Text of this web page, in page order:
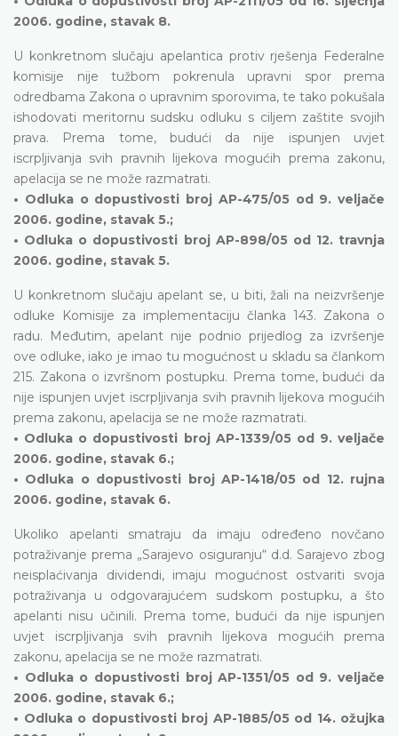
2006. godine, stavak 8.
U konkretnom slučaju apelantica protiv rješenja Federalne
komisije nije tužbom pokrenula upravni spor prema
odredbama Zakona o upravnim sporovima, te tako pokušala
ishodovati meritornu sudsku odluku s ciljem zaštite svojih
prava. Prema tome, budući da nije ispunjen uvjet
iscrpljivanja svih pravnih lijekova mogućih prema zakonu,
apelacija se ne može razmatrati.
• Odluka o dopustivosti broj AP-475/05 od 9. veljače
2006. godine, stavak 5.;
• Odluka o dopustivosti broj AP-898/05 od 12. travnja
2006. godine, stavak 5.
U konkretnom slučaju apelant se, u biti, žali na neizvršenje
odluke Komisije za implementaciju članka 143. Zakona o
radu. Međutim, apelant nije podnio prijedlog za izvršenje
ove odluke, iako je imao tu mogućnost u skladu sa člankom
215. Zakona o izvršnom postupku. Prema tome, budući da
nije ispunjen uvjet iscrpljivanja svih pravnih lijekova mogućih
prema zakonu, apelacija se ne može razmatrati.
• Odluka o dopustivosti broj AP-1339/05 od 9. veljače
2006. godine, stavak 6.;
• Odluka o dopustivosti broj AP-1418/05 od 12. rujna
2006. godine, stavak 6.
Ukoliko apelanti smatraju da imaju određeno novčano
potraživanje prema „Sarajevo osiguranju“ d.d. Sarajevo zbog
neisplaćivanja dividendi, imaju mogućnost ostvariti svoja
potraživanja u odgovarajućem sudskom postupku, a što
apelanti nisu učinili. Prema tome, budući da nije ispunjen
uvjet iscrpljivanja svih pravnih lijekova mogućih prema
zakonu, apelacija se ne može razmatrati.
• Odluka o dopustivosti broj AP-1351/05 od 9. veljače
2006. godine, stavak 6.;
• Odluka o dopustivosti broj AP-1885/05 od 14. ožujka